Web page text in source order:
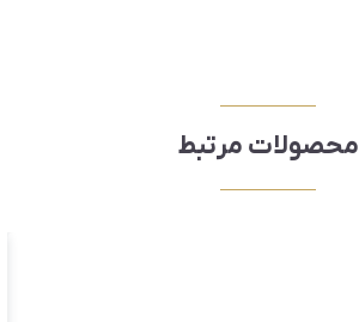
محصولات مرتبط